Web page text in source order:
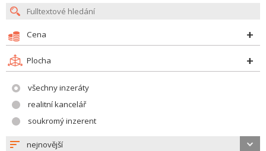
Cena
Plocha
všechny inzeráty
realitní kancelář
soukromý inzerent
nejnovější